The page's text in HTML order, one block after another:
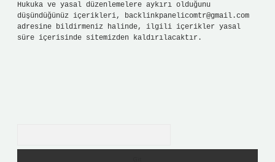
Hukuka ve yasal düzenlemelere aykırı olduğunu
düşündüğünüz içerikleri, backlinkpanelicomtr@gmail.com
adresine bildirmeniz halinde, ilgili içerikler yasal
süre içerisinde sitemizden kaldırılacaktır.